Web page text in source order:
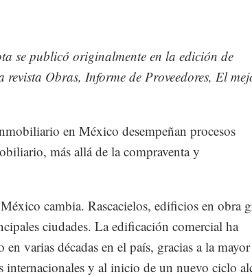
se publicó originalmente en la edición de
revista Obras, Informe de Proveedores, El
en México desempeñan procesos
más allá de la compraventa y
cambia. Rascacielos, edificios en obra
ciudades. La edificación comercial ha
varias décadas en el país, gracias a la mayor
internacionales y al inicio de un nuevo ciclo